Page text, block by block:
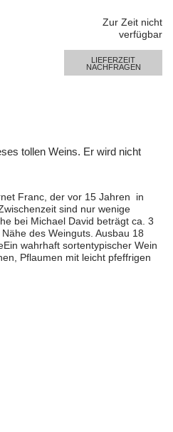
Zur Zeit nicht
verfügbar
LIEFERZEIT
NACHFRAGEN
tollen Weins. Er wird nicht
Franc, der vor 15 Jahren in
sind nur wenige
bei Michael David beträgt ca. 3
des Weinguts. Ausbau 18
wahrhaft sortentypischer Wein
Pflaumen mit leicht pfeffrigen